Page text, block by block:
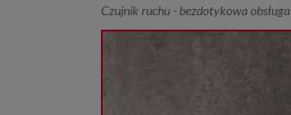
Czujnik ruchu - bezdotykowa obsługa